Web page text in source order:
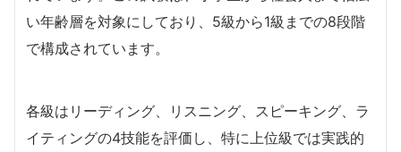
い年齢層を対象にしており、5級から1級までの8段階
で構成されています。
各級はリーディング、リスニング、スピーキング、ラ
イティングの4技能を評価し、特に上位級では実践的